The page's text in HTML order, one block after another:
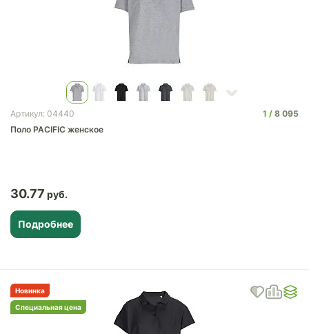
Артикул: 04440 1
8 095
Поло PACIFIC женское
30.77
Подробнее
Новинка
Специальная цена